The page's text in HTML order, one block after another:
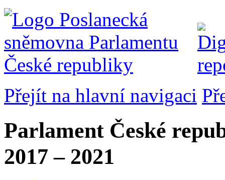
Přejít na hlavní navigaci
Parlament České
2017 – 2021